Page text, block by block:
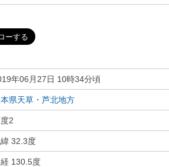
年06月27日 10時34分頃
県天草・芦北地方
2
32.3度
130.5度